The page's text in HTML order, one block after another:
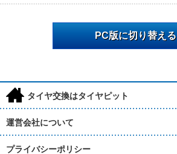
PC版に切り替える
h タイヤ交換はタイヤピット
運営会社について
プライバシーポリシー